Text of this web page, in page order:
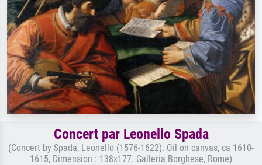
Concert par Leonello Spada
(Concert by Spada, Leonello (1576-1622). Oil on canvas, ca 1610-
1615, Dimension : 138x177. Galleria Borghese, Rome)